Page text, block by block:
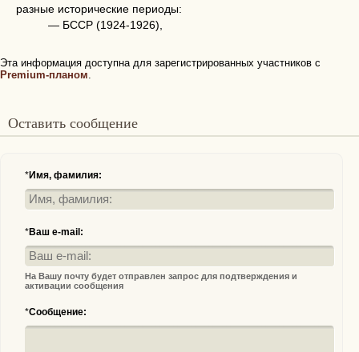
разные исторические периоды:
— БССР (1924-1926),
Эта информация доступна для зарегистрированных участников с
Premium-планом.
Оставить сообщение
*Имя, фамилия:
*Ваш e-mail:
На Вашу почту будет отправлен запрос для подтверждения и
активации сообщения
*Сообщение: